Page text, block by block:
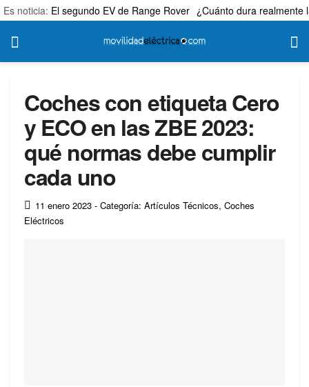
Es noticia: El segundo EV de Range Rover ¿Cuánto dura realmente
Coches con etiqueta Cero
y ECO en las ZBE 2023:
qué normas debe cumplir
cada uno
11 enero 2023 - Categoría: Artículos Técnicos, Coches
Eléctricos